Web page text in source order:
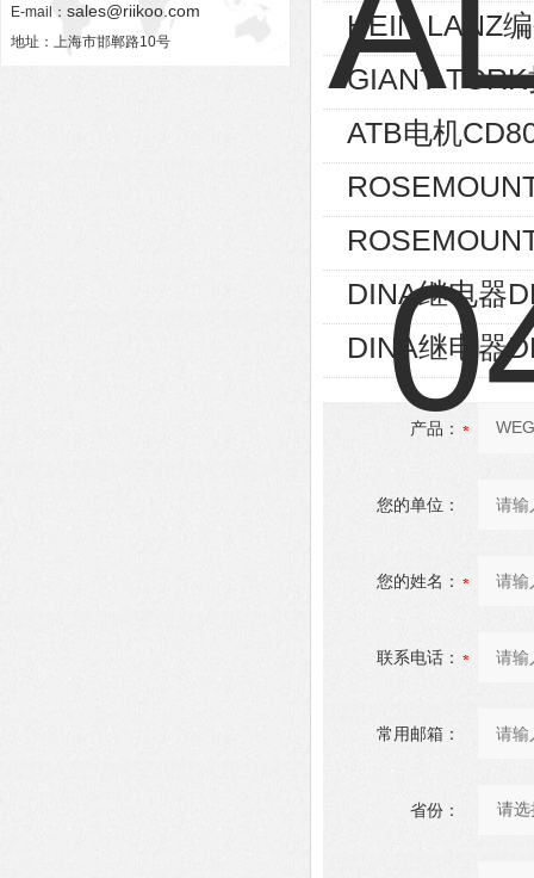
E-mail： sales@riikoo.com
地址：上海市邯郸路10号
HEIN LANZ
GIANT
ATB电机
DINA继电器
DINA继电器
产品：
您的单位：
您的姓名：
联系电话：
常用邮箱：
省份：